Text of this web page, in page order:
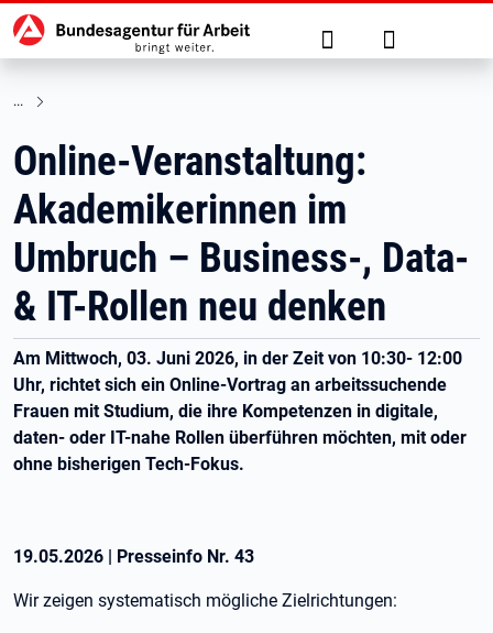
zu den Hauptinhalten springen
Hauptnavigation Suche Anmelden
Online-Veranstaltung:
Akademikerinnen im
Umbruch – Business-, Data-
& IT-Rollen neu denken
Am Mittwoch, 03. Juni 2026, in der Zeit von 10:30- 12:00
Uhr, richtet sich ein Online-Vortrag an arbeitssuchende
Frauen mit Studium, die ihre Kompetenzen in digitale,
daten- oder IT-nahe Rollen überführen möchten, mit oder
ohne bisherigen Tech-Fokus.
19.05.2026 | Presseinfo Nr. 43
Wir zeigen systematisch mögliche Zielrichtungen: